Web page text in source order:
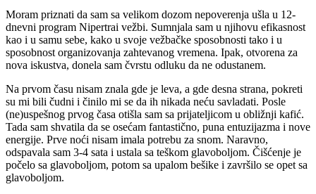
Moram priznati da sam sa velikom dozom nepoverenja ušla u 12-
dnevni program Nipertrai vežbi. Sumnjala sam u njihovu efikasnost
kao i u samu sebe, kako u svoje vežbačke sposobnosti tako i u
sposobnost organizovanja zahtevanog vremena. Ipak, otvorena za
nova iskustva, donela sam čvrstu odluku da ne odustanem.
Na prvom času nisam znala gde je leva, a gde desna strana, pokreti
su mi bili čudni i činilo mi se da ih nikada neću savladati. Posle
(ne)uspešnog prvog časa otišla sam sa prijateljicom u obližnji kafić.
Tada sam shvatila da se osećam fantastično, puna entuzijazma i nove
energije. Prve noći nisam imala potrebu za snom. Naravno,
odspavala sam 3-4 sata i ustala sa teškom glavoboljom. Čišćenje je
počelo sa glavoboljom, potom sa upalom bešike i završilo se opet sa
glavoboljom.